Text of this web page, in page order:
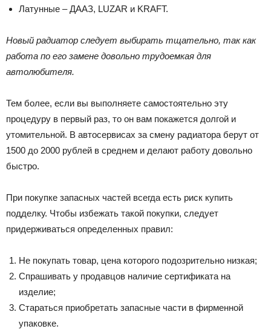
Латунные – ДААЗ, LUZAR и KRAFT.
Новый радиатор следует выбирать тщательно, так как
работа по его замене довольно трудоемкая для
автолюбителя.
Тем более, если вы выполняете самостоятельно эту
процедуру в первый раз, то он вам покажется долгой и
утомительной. В автосервисах за смену радиатора берут от
1500 до 2000 рублей в среднем и делают работу довольно
быстро.
При покупке запасных частей всегда есть риск купить
подделку. Чтобы избежать такой покупки, следует
придерживаться определенных правил:
Не покупать товар, цена которого подозрительно низкая;
Спрашивать у продавцов наличие сертификата на
изделие;
Стараться приобретать запасные части в фирменной
упаковке.